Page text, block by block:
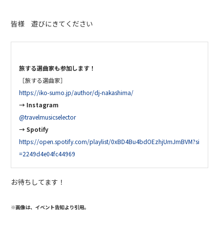
皆様 遊びにきてください
旅する選曲家も参加します！
［旅する選曲家］
https://iko-sumo.jp/author/dj-nakashima/
→ Instagram
@travelmusicselector
→ Spotify
https://open.spotify.com/playlist/0xBD4Bu4bdOEzhjUmJmBVM?si
=2249d4e04fc44969
お待ちしてます！
※画像は、イベント告知より引用。